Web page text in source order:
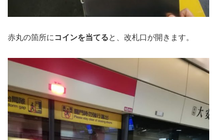
赤丸の箇所に コインを当てると、改札口が開きます。